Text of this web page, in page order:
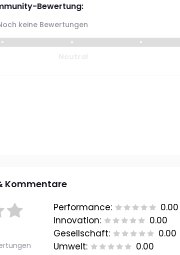
Bewertung:
keine Bewertungen
Kommentare
Performance:
0.00
Innovation:
0.00
Gesellschaft:
0.00
Umwelt:
0.00